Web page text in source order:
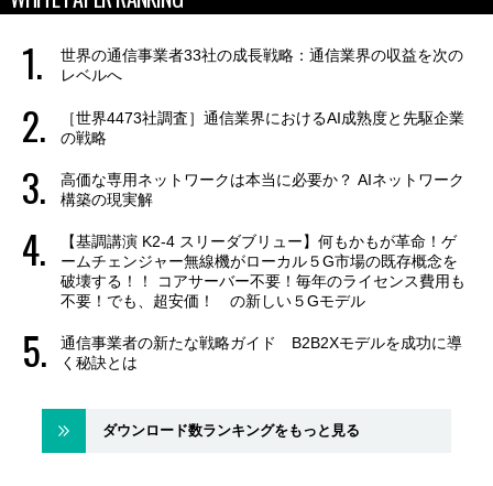
世界の通信事業者33社の成長戦略：通信業界の収益を次の
レベルへ
［世界4473社調査］通信業界におけるAI成熟度と先駆企業
の戦略
高価な専用ネットワークは本当に必要か？ AIネットワーク
構築の現実解
【基調講演 K2-4 スリーダブリュー】何もかもが革命！ゲ
ームチェンジャー無線機がローカル５G市場の既存概念を
破壊する！！ コアサーバー不要！毎年のライセンス費用も
不要！でも、超安価！ の新しい５Gモデル
通信事業者の新たな戦略ガイド B2B2Xモデルを成功に導
く秘訣とは
ダウンロード数ランキングをもっと見る